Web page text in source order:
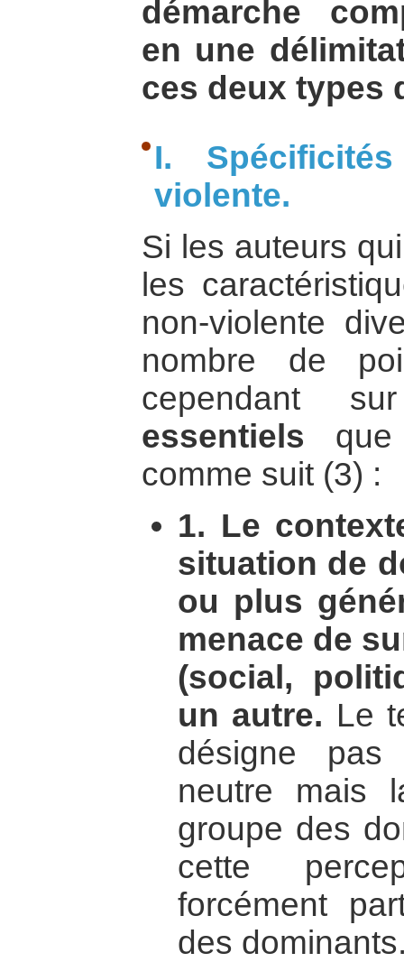
démarche
en une
ces deux types
I.
violente.
Si les auteurs
les
non-violente
nombre de
cependant
essentiels que
comme suit (3) :
1. Le
situation de
ou plus
menace de
(social,
un autre. Le
désigne
neutre mais
groupe des
cette
forcément
des